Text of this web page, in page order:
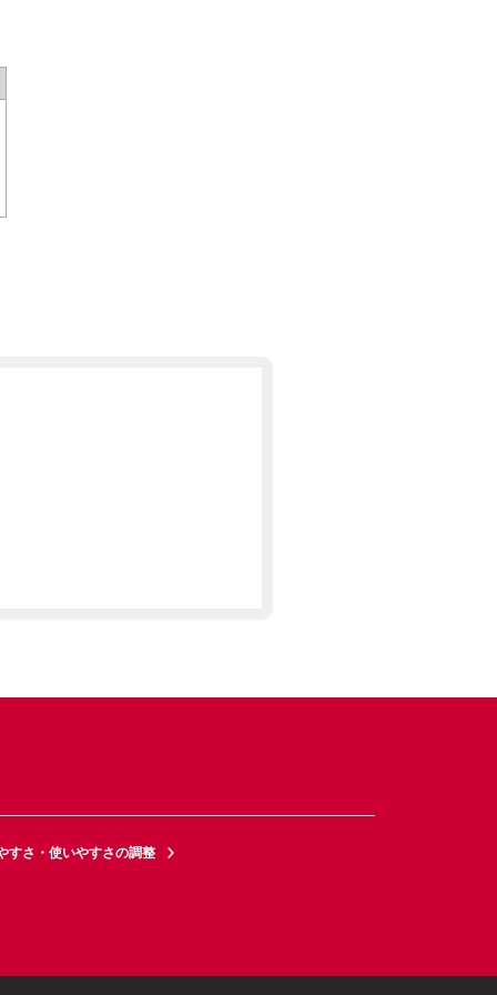
すさ・使いやすさの調整